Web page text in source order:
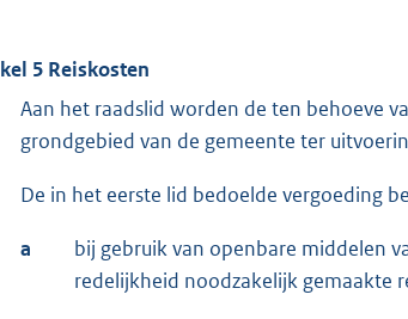
5 Reiskosten
Aan het raadslid worden de ten behoeve
grondgebied van de gemeente ter
De in het eerste lid bedoelde vergoeding
a
bij gebruik van openbare middelen
redelijkheid noodzakelijk gemaakte